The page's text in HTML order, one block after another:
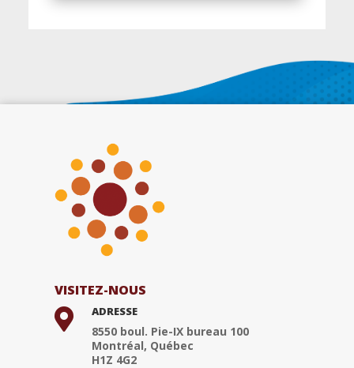
VISITEZ-NOUS
 ADRESSE
8550 boul. Pie-IX bureau 100
Montréal, Québec
H1Z 4G2